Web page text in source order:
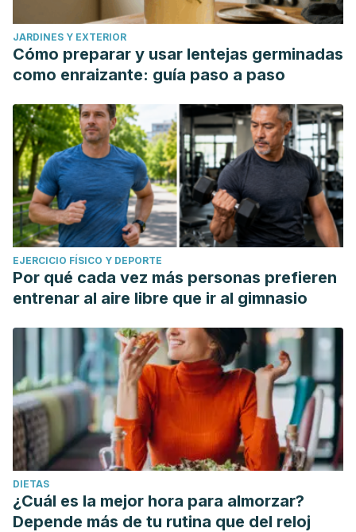
JARDINES Y EXTERIOR
Cómo preparar y usar lentejas germinadas
como enraizante: guía paso a paso
EJERCICIO FÍSICO Y DEPORTE
Por qué cada vez más personas prefieren
entrenar al aire libre que ir al gimnasio
DIETAS
¿Cuál es la mejor hora para almorzar?
Depende más de tu rutina que del reloj